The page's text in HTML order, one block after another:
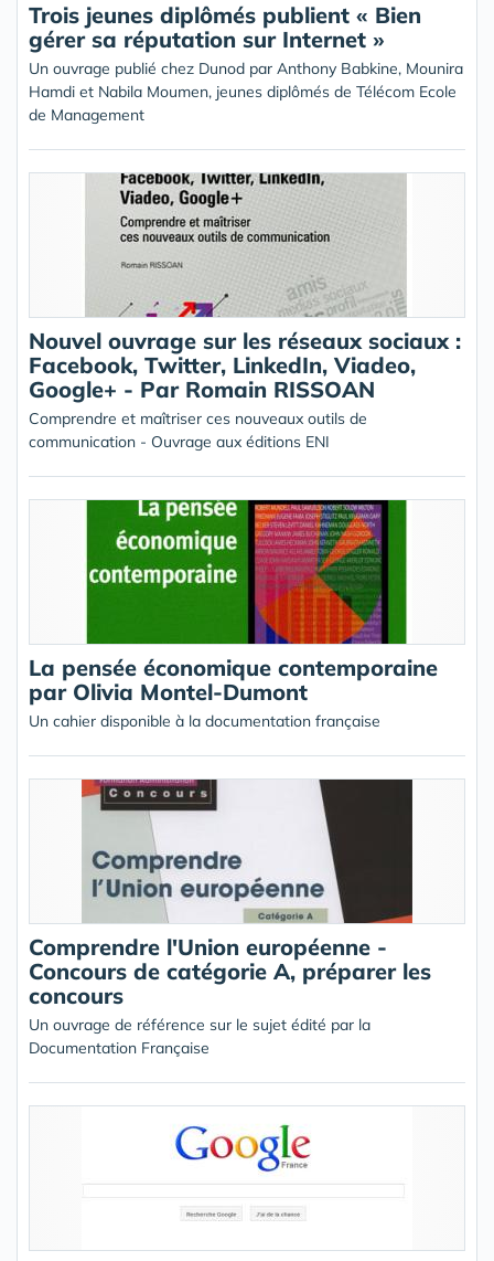
Trois jeunes diplômés publient « Bien
gérer sa réputation sur Internet »
Un ouvrage publié chez Dunod par Anthony Babkine, Mounira
Hamdi et Nabila Moumen, jeunes diplômés de Télécom Ecole
de Management
Nouvel ouvrage sur les réseaux sociaux :
Facebook, Twitter, LinkedIn, Viadeo,
Google+ - Par Romain RISSOAN
Comprendre et maîtriser ces nouveaux outils de
communication - Ouvrage aux éditions ENI
La pensée économique contemporaine
par Olivia Montel-Dumont
Un cahier disponible à la documentation française
Comprendre l'Union européenne -
Concours de catégorie A, préparer les
concours
Un ouvrage de référence sur le sujet édité par la
Documentation Française